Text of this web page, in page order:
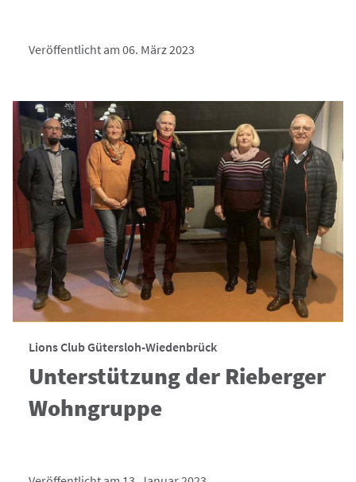
Veröffentlicht am 06. März 2023
Lions Club Gütersloh-Wiedenbrück
Unterstützung der Rieberger
Wohngruppe